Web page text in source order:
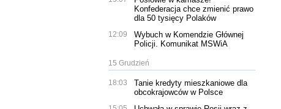
Konfederacja chce zmienić prawo
dla 50 tysięcy Polaków
12:09
Wybuch w Komendzie Głównej
Policji. Komunikat MSWiA
15 Grudzień
18:03
Tanie kredyty mieszkaniowe dla
obcokrajowców w Polsce